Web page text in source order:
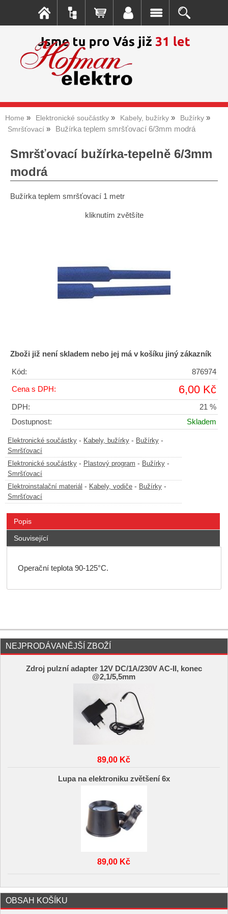
Home Elektronické součástky Kabely, bužírky
Bužírky
Smršťovací
Bužírka teplem smršťovací 6/3mm modrá
Smršťovací bužírka-tepelně 6/3mm
modrá
Bužírka teplem smršťovací 1 metr
kliknutím zvětšíte
Zboži již není skladem nebo jej má v košíku jiný zákazník
Kód: 876974
Cena s DPH: 6,00 Kč
DPH:
21 %
Dostupnost:
Skladem
Elektronické součástky - Kabely, bužírky - Bužírky -
Smršťovací
Elektronické součástky - Plastový program - Bužírky -
Smršťovací
Elektroinstalační materiál - Kabely, vodiče - Bužírky -
Smršťovací
Popis
Související
Operační teplota 90-125°C.
NEJPRODÁVANĚJŠÍ ZBOŽÍ
Zdroj pulzní adapter 12V DC/1A/230V AC-II, konec
@2,1/5,5mm
89,00 Kč
Lupa na elektroniku zvětšení 6x
89,00 Kč
OBSAH KOŠÍKU